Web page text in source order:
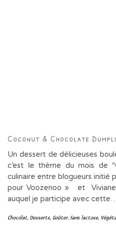
Coconut & Chocolate
Un dessert de délicieuses
c’est le thème du mois de
culinaire entre blogueurs initié
pour Voozenoo » et
auquel je participe avec
Chocolat, Desserts, Goûter, Sans lactose,